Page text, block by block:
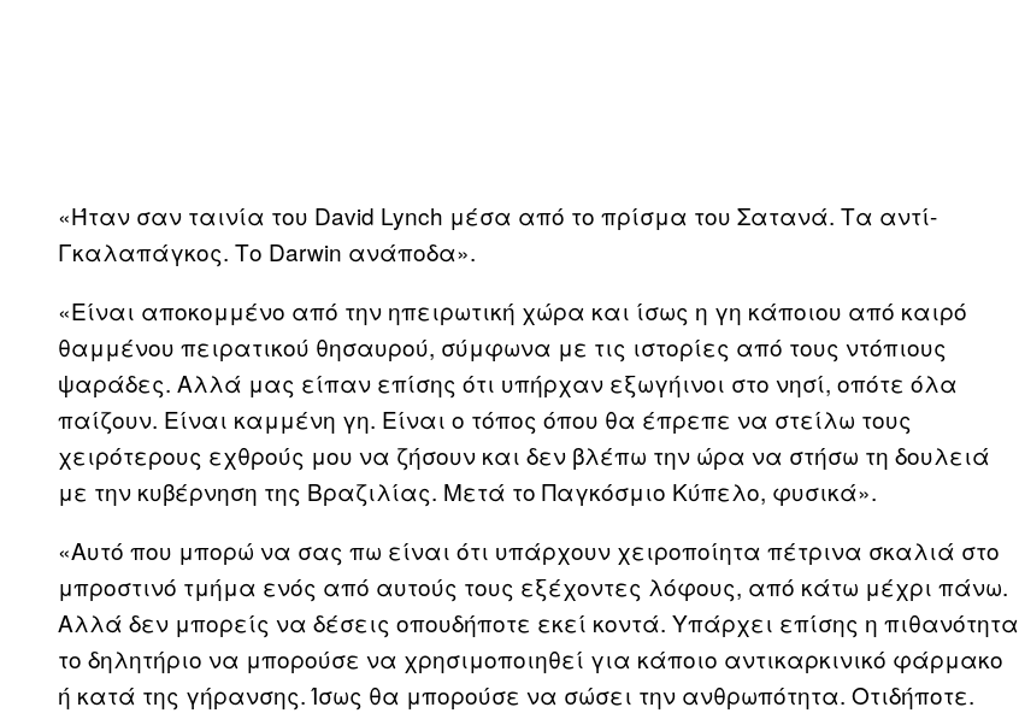
«Ήταν σαν ταινία του David Lynch μέσα από το πρίσμα του Σατανά. Τα αντί-
Γκαλαπάγκος. Το Darwin ανάποδα».
«Είναι αποκομμένο από την ηπειρωτική χώρα και ίσως η γη κάποιου από καιρό
θαμμένου πειρατικού θησαυρού, σύμφωνα με τις ιστορίες από τους ντόπιους
ψαράδες. Αλλά μας είπαν επίσης ότι υπήρχαν εξωγήινοι στο νησί, οπότε όλα
παίζουν. Είναι καμμένη γη. Είναι ο τόπος όπου θα έπρεπε να στείλω τους
χειρότερους εχθρούς μου να ζήσουν και δεν βλέπω την ώρα να στήσω τη δουλειά
με την κυβέρνηση της Βραζιλίας. Μετά το Παγκόσμιο Κύπελο, φυσικά».
«Αυτό που μπορώ να σας πω είναι ότι υπάρχουν χειροποίητα πέτρινα σκαλιά στο
μπροστινό τμήμα ενός από αυτούς τους εξέχοντες λόφους, από κάτω μέχρι πάνω.
Αλλά δεν μπορείς να δέσεις οπουδήποτε εκεί κοντά. Υπάρχει επίσης η πιθανότητα
το δηλητήριο να μπορούσε να χρησιμοποιηθεί για κάποιο αντικαρκινικό φάρμακο
ή κατά της γήρανσης. Ίσως θα μπορούσε να σώσει την ανθρωπότητα. Οτιδήποτε.